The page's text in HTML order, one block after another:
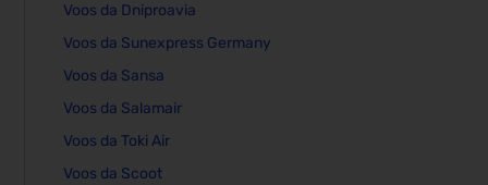
Voos da Dniproavia
Voos da Sunexpress Germany
Voos da Sansa
Voos da Salamair
Voos da Toki Air
Voos da Scoot